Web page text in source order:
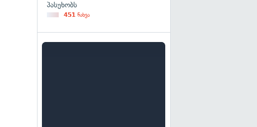
პასუხობს
451 ნახვა